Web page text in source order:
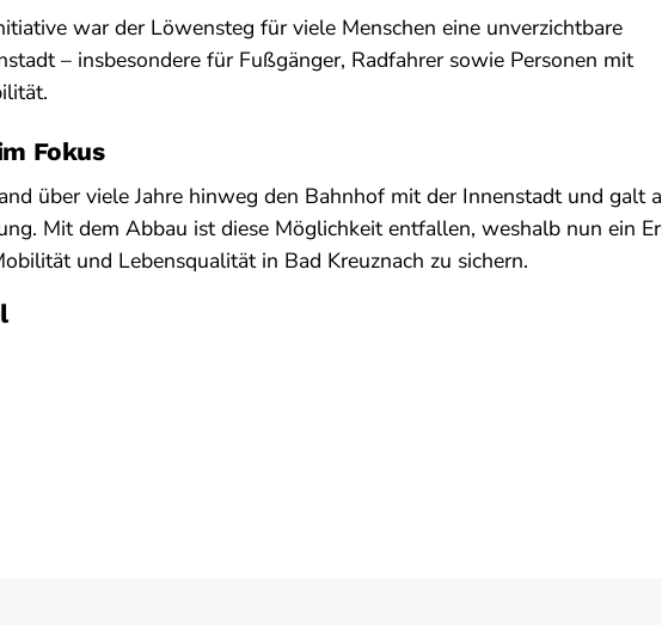
war der Löwensteg für viele Menschen eine unverzichtbare
– insbesondere für Fußgänger, Radfahrer sowie Personen mit
Fokus
über viele Jahre hinweg den Bahnhof mit der Innenstadt und galt
Mit dem Abbau ist diese Möglichkeit entfallen, weshalb nun ein
und Lebensqualität in Bad Kreuznach zu sichern.